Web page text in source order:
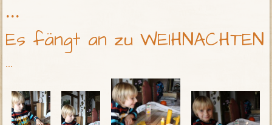
...
Es fängt an zu WEIHNACHTEN
...